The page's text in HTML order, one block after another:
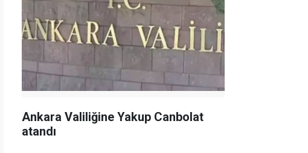
Ankara Valiliğine Yakup Canbolat
atandı